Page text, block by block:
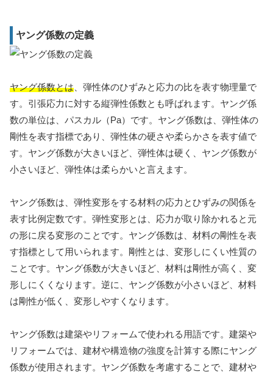
ヤング係数の定義
ヤング係数とは 、弾性体のひずみと応力の比を表す物理量で
す。引張応力に対する縦弾性係数とも呼ばれます。ヤング係
数の単位は、パスカル（Pa）です。ヤング係数は、弾性体の
剛性を表す指標であり、弾性体の硬さや柔らかさを表す値で
す。ヤング係数が大きいほど、弾性体は硬く、ヤング係数が
小さいほど、弾性体は柔らかいと言えます。
ヤング係数は、弾性変形をする材料の応力とひずみの関係を
表す比例定数です。弾性変形とは、応力が取り除かれると元
の形に戻る変形のことです。ヤング係数は、材料の剛性を表
す指標として用いられます。剛性とは、変形しにくい性質の
ことです。ヤング係数が大きいほど、材料は剛性が高く、変
形しにくくなります。逆に、ヤング係数が小さいほど、材料
は剛性が低く、変形しやすくなります。
ヤング係数は建築やリフォームで使われる用語です。建築や
リフォームでは、建材や構造物の強度を計算する際にヤング
係数が使用されます。ヤング係数を考慮することで、建材や